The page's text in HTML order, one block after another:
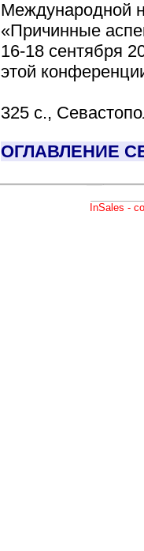
Международной
«Причинные
16-18 сентября
этой
325 с.,
ОГЛАВЛЕНИЕ
InSales -